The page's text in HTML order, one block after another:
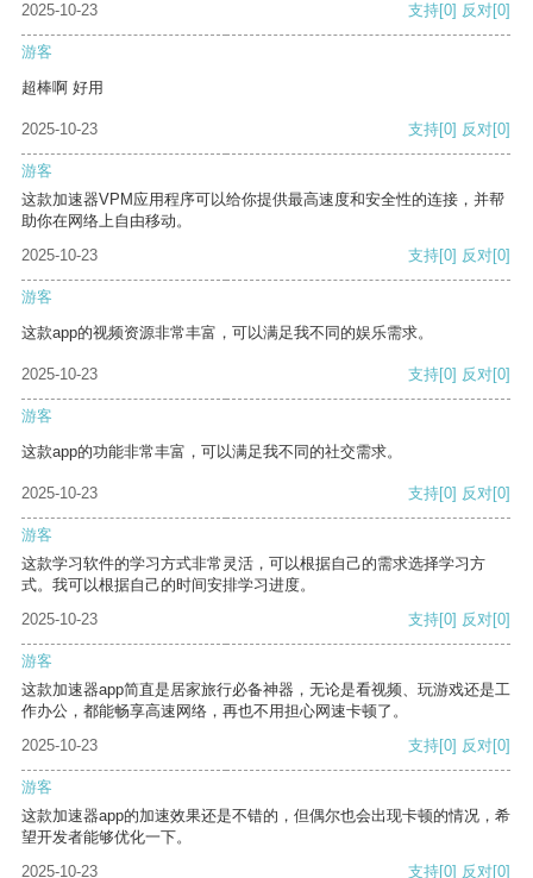
2025-10-23 支持[0] 反对[0]
游客
超棒啊 好用
2025-10-23 支持[0] 反对[0]
游客
这款加速器VPM应用程序可以给你提供最高速度和安全性的连接，并帮
助你在网络上自由移动。
2025-10-23
支持[0] 反对[0]
游客
这款app的视频资源非常丰富，可以满足我不同的娱乐需求。
2025-10-23 支持[0] 反对[0]
游客
这款app的功能非常丰富，可以满足我不同的社交需求。
2025-10-23 支持[0] 反对[0]
游客
这款学习软件的学习方式非常灵活，可以根据自己的需求选择学习方
式。我可以根据自己的时间安排学习进度。
2025-10-23
支持[0] 反对[0]
游客
这款加速器app简直是居家旅行必备神器，无论是看视频、玩游戏还是工
作办公，都能畅享高速网络，再也不用担心网速卡顿了。
2025-10-23
支持[0] 反对[0]
游客
这款加速器app的加速效果还是不错的，但偶尔也会出现卡顿的情况，希
望开发者能够优化一下。
2025-10-23
支持[0] 反对[0]